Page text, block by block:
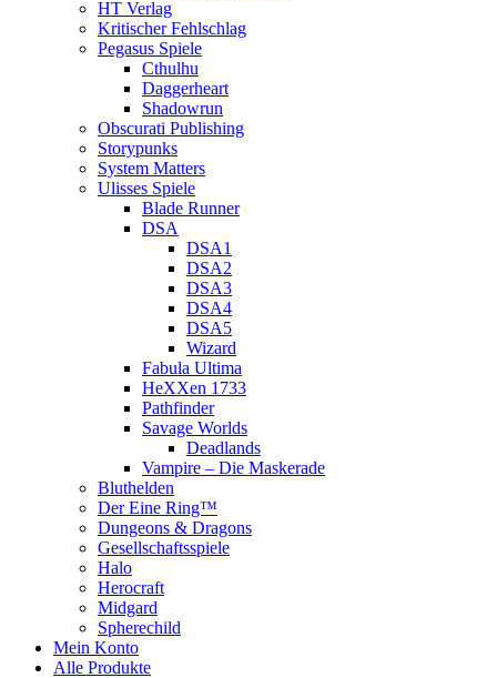
HT Verlag
Kritischer Fehlschlag
Pegasus Spiele
Cthulhu
Daggerheart
Shadowrun
Obscurati Publishing
Storypunks
System Matters
Ulisses Spiele
Blade Runner
DSA
DSA1
DSA2
DSA3
DSA4
DSA5
Wizard
Fabula Ultima
HeXXen 1733
Pathfinder
Savage Worlds
Deadlands
Vampire – Die Maskerade
Bluthelden
Der Eine Ring™
Dungeons & Dragons
Gesellschaftsspiele
Halo
Herocraft
Midgard
Spherechild
Mein Konto
Alle Produkte